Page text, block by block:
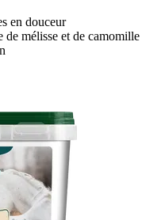
en douceur
de mélisse et de camomille